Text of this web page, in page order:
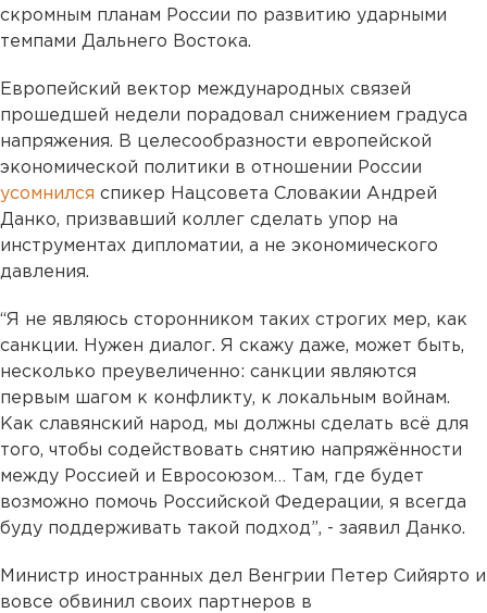
скромным планам России по развитию ударными
темпами Дальнего Востока.
Европейский вектор международных связей
прошедшей недели порадовал снижением градуса
напряжения. В целесообразности европейской
экономической политики в отношении России
усомнился спикер Нацсовета Словакии Андрей
Данко, призвавший коллег сделать упор на
инструментах дипломатии, а не экономического
давления.
“Я не являюсь сторонником таких строгих мер, как
санкции. Нужен диалог. Я скажу даже, может быть,
несколько преувеличенно: санкции являются
первым шагом к конфликту, к локальным войнам.
Как славянский народ, мы должны сделать всё для
того, чтобы содействовать снятию напряжённости
между Россией и Евросоюзом… Там, где будет
возможно помочь Российской Федерации, я всегда
буду поддерживать такой подход”, - заявил Данко.
Министр иностранных дел Венгрии Петер Сийярто и
вовсе обвинил своих партнеров в